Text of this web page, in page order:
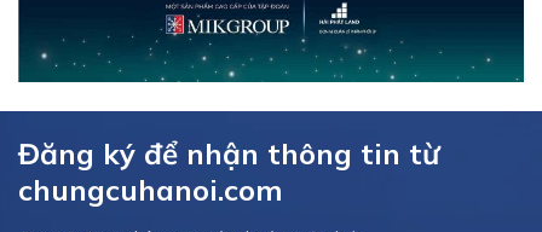
Đăng ký để nhận thông tin từ
chungcuhanoi.com